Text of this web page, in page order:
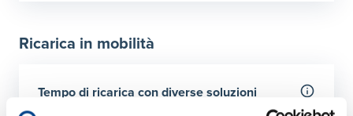
2 ora:27 km
Ricarica in mobilità
Tempo di ricarica con diverse soluzioni